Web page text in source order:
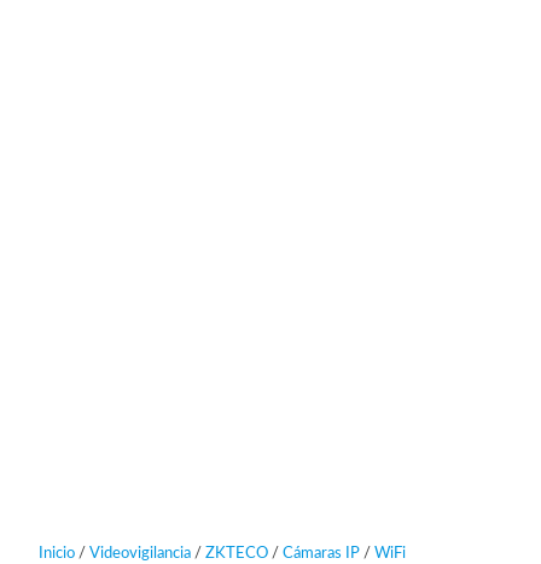
Inicio/ Videovigilancia/ ZKTECO/ Cámaras IP/ WiFi